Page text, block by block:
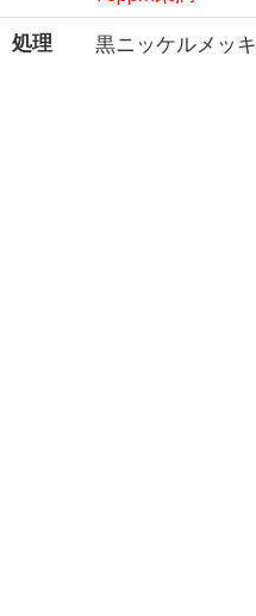
処理 黒ニッケルメッキ